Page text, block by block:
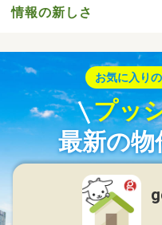
情報の新しさ
お気に入り
プッ
最新の物